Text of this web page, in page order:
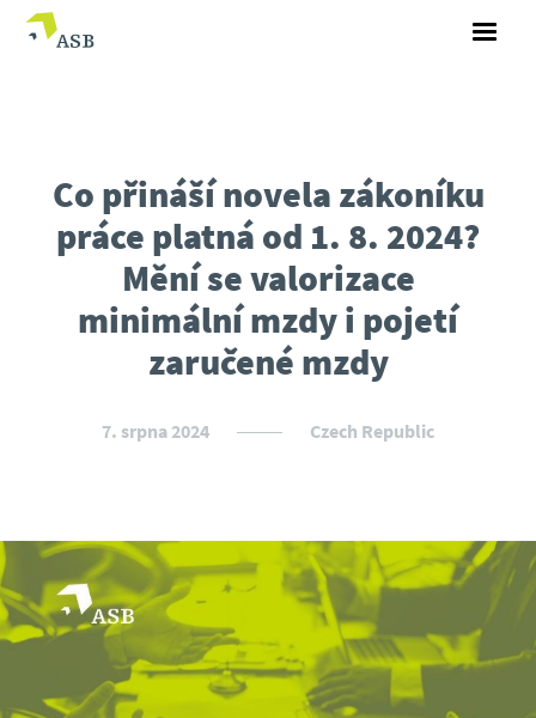
Co přináší novela zákoníku
práce platná od 1. 8. 2024?
Mění se valorizace
minimální mzdy i pojetí
zaručené mzdy
7. srpna 2024 Czech Republic